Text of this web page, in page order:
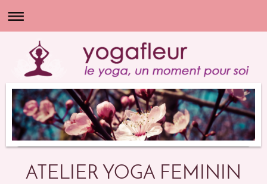
ATELIER YOGA FEMININ